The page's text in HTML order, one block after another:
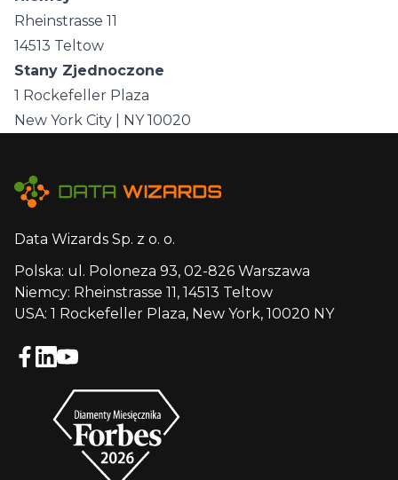
Rheinstrasse 11
14513 Teltow
Stany Zjednoczone
1 Rockefeller Plaza
New York City | NY 10020
Data Wizards Sp. z o. o.
Polska: ul. Poloneza 93, 02-826 Warszawa
Niemcy: Rheinstrasse 11, 14513 Teltow
USA: 1 Rockefeller Plaza, New York, 10020 NY